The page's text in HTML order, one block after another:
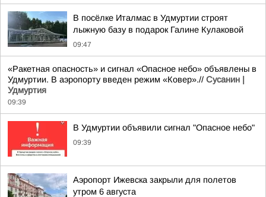
В посёлке Италмас в Удмуртии строят
лыжную базу в подарок Галине Кулаковой
09:47
«Ракетная опасность» и сигнал «Опасное небо» объявлены в
Удмуртии. В аэропорту введен режим «Ковер».// Сусанин |
Удмуртия
09:39
В Удмуртии объявили сигнал "Опасное небо"
09:39
Аэропорт Ижевска закрыли для полетов
утром 6 августа